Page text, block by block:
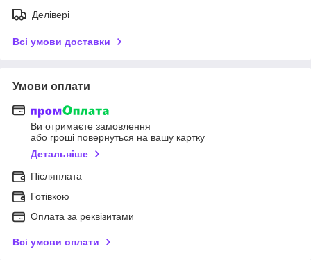
Делівері
Всі умови доставки
Умови оплати
Ви отримаєте замовлення
або гроші повернуться на вашу картку
Детальніше
Післяплата
Готівкою
Оплата за реквізитами
Всі умови оплати